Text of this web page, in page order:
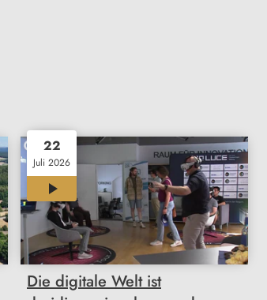
22
Juli 2026
03:32
Die digitale Welt ist